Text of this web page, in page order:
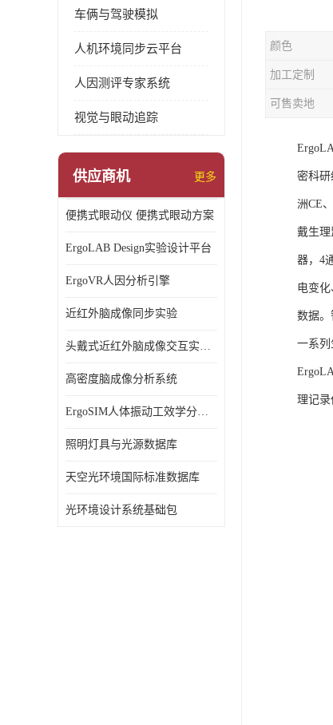
车俩与驾驶模拟
人机环境同步云平台
人因测评专家系统
视觉与眼动追踪
供应商机 更多
便携式眼动仪 便携式眼动方案
ErgoLAB Design实验设计平台
ErgoVR人因分析引擎
近红外脑成像同步实验
头戴式近红外脑成像交互实验室
高密度脑成像分析系统
ErgoSIM人体振动工效学分析系统
照明灯具与光源数据库
天空光环境国际标准数据库
光环境设计系统基础包
颜色
加工定制
可售卖地
密科
洲CE
戴生理
器，4
电变
数据
一系列
理记录